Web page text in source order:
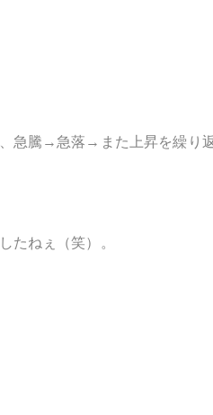
急騰→急落→また上昇を繰り
たねぇ（笑）。